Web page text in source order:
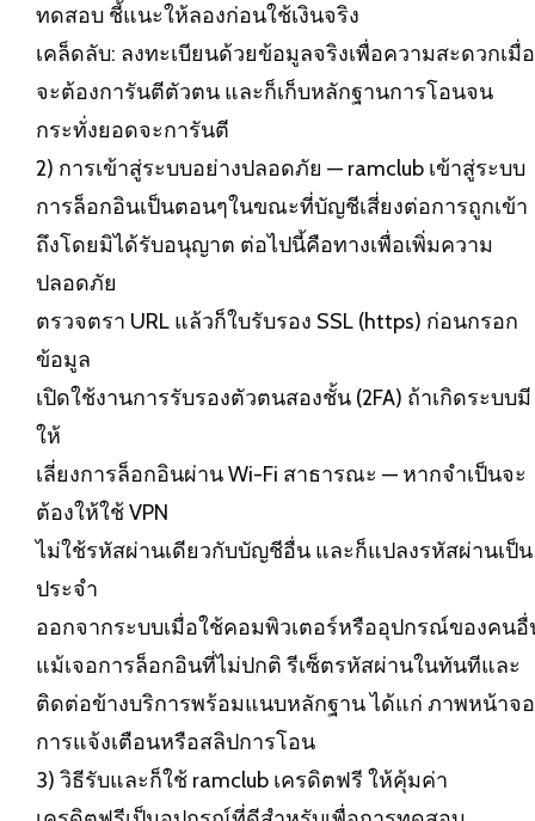
ทดสอบ ชี้แนะให้ลองก่อนใช้เงินจริง
เคล็ดลับ: ลงทะเบียนด้วยข้อมูลจริงเพื่อความสะดวกเมื่อ
จะต้องการันตีตัวตน และก็เก็บหลักฐานการโอนจน
กระทั่งยอดจะการันตี
2) การเข้าสู่ระบบอย่างปลอดภัย — ramclub เข้าสู่ระบบ
การล็อกอินเป็นตอนๆในขณะที่บัญชีเสี่ยงต่อการถูกเข้า
ถึงโดยมิได้รับอนุญาต ต่อไปนี้คือทางเพื่อเพิ่มความ
ปลอดภัย
ตรวจตรา URL แล้วก็ใบรับรอง SSL (https) ก่อนกรอก
ข้อมูล
เปิดใช้งานการรับรองตัวตนสองชั้น (2FA) ถ้าเกิดระบบมี
ให้
เลี่ยงการล็อกอินผ่าน Wi-Fi สาธารณะ — หากจำเป็นจะ
ต้องให้ใช้ VPN
ไม่ใช้รหัสผ่านเดียวกับบัญชีอื่น และก็แปลงรหัสผ่านเป็น
ประจำ
ออกจากระบบเมื่อใช้คอมพิวเตอร์หรืออุปกรณ์ของคนอื่
แม้เจอการล็อกอินที่ไม่ปกติ รีเซ็ตรหัสผ่านในทันทีและ
ติดต่อข้างบริการพร้อมแนบหลักฐาน ได้แก่ ภาพหน้าจอ
การแจ้งเตือนหรือสลิปการโอน
3) วิธีรับและก็ใช้ ramclub เครดิตฟรี ให้คุ้มค่า